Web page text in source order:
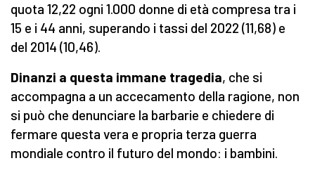
quota 12,22 ogni 1.000 donne di età compresa tra i
15 e i 44 anni, superando i tassi del 2022 (11,68) e
del 2014 (10,46).
Dinanzi a questa immane tragedia, che si
accompagna a un accecamento della ragione, non
si può che denunciare la barbarie e chiedere di
fermare questa vera e propria terza guerra
mondiale contro il futuro del mondo: i bambini.